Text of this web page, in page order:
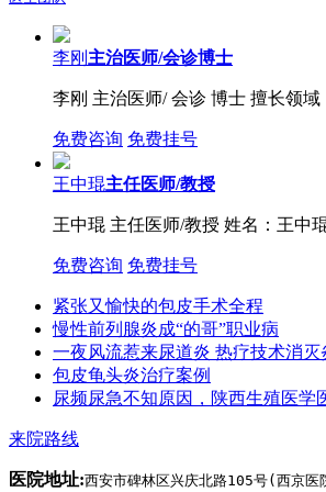
李刚 主治医师/会诊博士
李刚 主治医师/ 会诊 博士 擅长领
免费咨询 免费挂号
王中琨主任医师/教授
王中琨 主任医师/教授 姓名：王中
免费咨询 免费挂号
紧张又愉快的包皮手术全程
慢性前列腺炎成“的哥”职业病
一夜风流惹来尿道炎 热疗技术消灭
包皮龟头炎治疗案例
尿频尿急不知原因，陕西生殖医学
来院路线
医院地址:西安市碑林区兴庆北路105号(西京医